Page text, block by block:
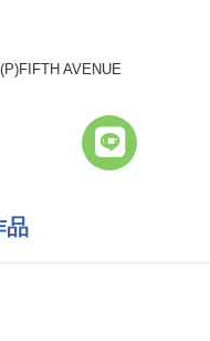
AVENUE
品